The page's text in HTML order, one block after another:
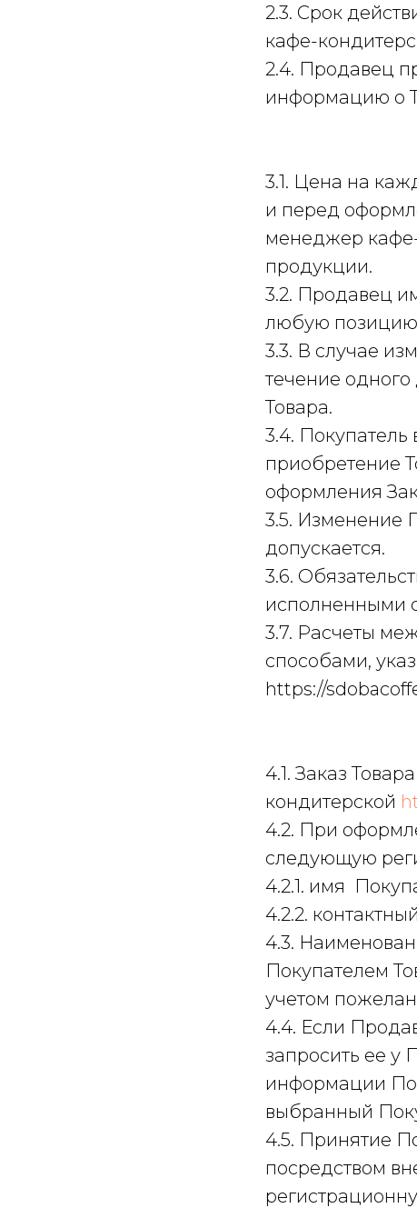
2.3. Срок
кафе-
2.4. Продавец
информацию о
3.1. Цена на
и перед
менеджер кафе-
продукции.
3.2. Продавец
любую позицию
3.3. В случае
течение
Товара.
3.4. Покупатель
приобретение
оформления
3.5. Изменение
допускается.
3.6.
исполненными
3.7. Расчеты
способами,
https://
4.1. Заказ
кондитерской
4.2. При
следующую
4.2.1. имя
4.2.2.
4.3.
Покупателем
учетом
4.4. Если
запросить ее у
информации
выбранный
4.5. Принятие
посредством